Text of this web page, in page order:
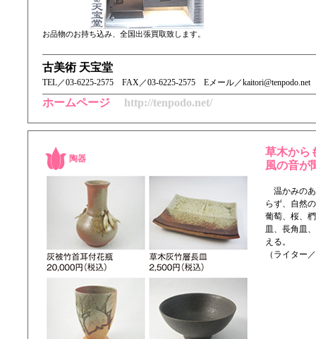
お品物のお持ち込み、全国出張買取致します。
古美術 天宝堂
TEL／ 03-6225-2575 FAX／03-6225-2575 Eメール／kaitori@tenpodo.net
ホームページ http://tenpodo.net/
陶器
草木から
風の音が
温かみのあ
らず、自然
葡萄、桜、
皿、長角皿
える。
（ライター